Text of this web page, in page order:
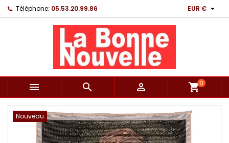
Téléphone: 05.53.20.99.86 EUR € 
   shopping_cart0
Nouveau